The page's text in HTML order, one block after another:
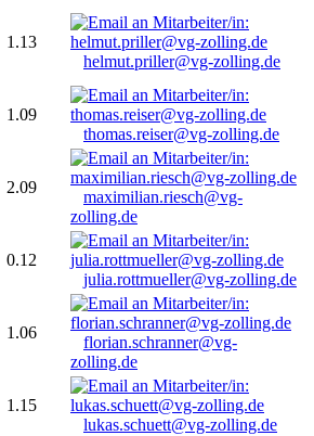
1.13
helmut.priller@vg-zolling.de
1.09
thomas.reiser@vg-zolling.de
2.09
maximilian.riesch@vg-
zolling.de
0.12
julia.rottmueller@vg-zolling.de
1.06
florian.schranner@vg-
zolling.de
1.15
lukas.schuett@vg-zolling.de